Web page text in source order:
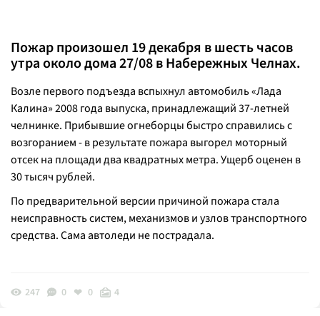
Пожар произошел 19 декабря в шесть часов
утра около дома 27/08 в Набережных Челнах.
Возле первого подъезда вспыхнул автомобиль «Лада
Калина» 2008 года выпуска, принадлежащий 37-летней
челнинке. Прибывшие огнеборцы быстро справились с
возгоранием - в результате пожара выгорел моторный
отсек на площади два квадратных метра. Ущерб оценен в
30 тысяч рублей.
По предварительной версии причиной пожара стала
неисправность систем, механизмов и узлов транспортного
средства. Сама автоледи не пострадала.
247 0 0 4